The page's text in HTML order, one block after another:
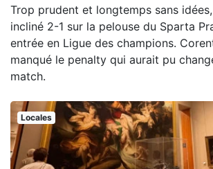
Trop prudent et longtemps sans idées,
incliné 2-1 sur la pelouse du Sparta
entrée en Ligue des champions.
manqué le penalty qui aurait pu
match.
Locales